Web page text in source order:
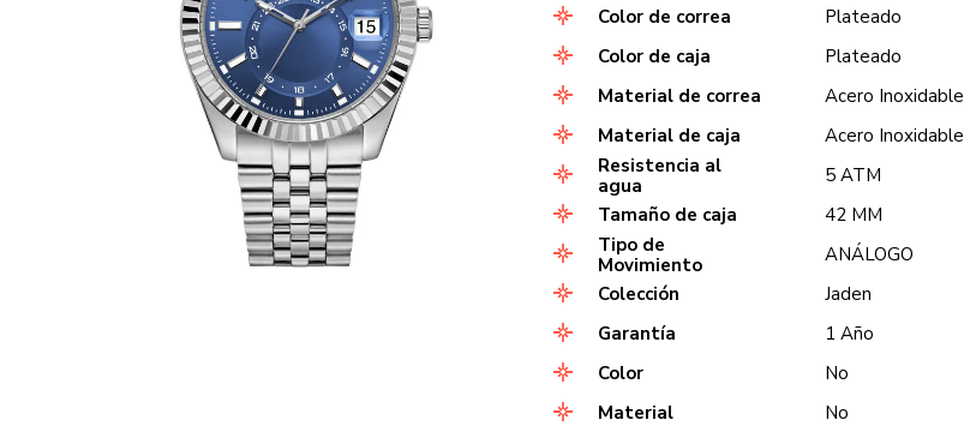
Color de correa
Plateado
Color de caja
Plateado
Material de correa
Acero Inoxidable
Material de caja
Acero Inoxidable
Resistencia al
agua
5 ATM
Tamaño de caja
42 MM
Tipo de
Movimiento
ANÁLOGO
Colección
Jaden
Garantía
1 Año
Color
No
Material
No